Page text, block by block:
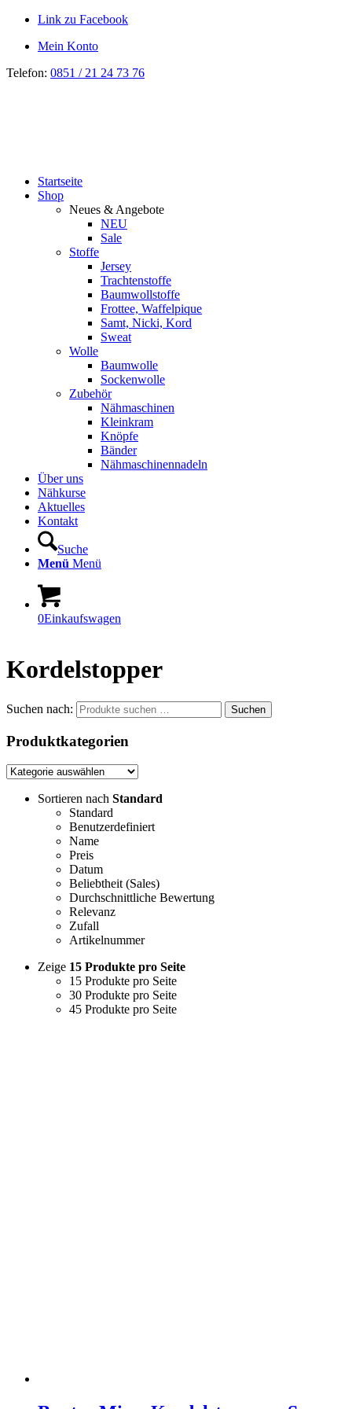
Link zu Facebook
Mein Konto
Telefon: 0851 / 21 24 73 76
Startseite
Shop
Neues & Angebote
NEU
Sale
Stoffe
Jersey
Trachtenstoffe
Baumwollstoffe
Frottee, Waffelpique
Samt, Nicki, Kord
Sweat
Wolle
Baumwolle
Sockenwolle
Zubehör
Nähmaschinen
Kleinkram
Knöpfe
Bänder
Nähmaschinennadeln
Über uns
Nähkurse
Aktuelles
Kontakt
Suche
Menü Menü
0Einkaufswagen
Kordelstopper
Sortieren nach Standard
Standard
Benutzerdefiniert
Name
Preis
Datum
Beliebtheit (Sales)
Durchschnittliche Bewertung
Relevanz
Zufall
Artikelnummer
Zeige 15 Produkte pro Seite
15 Produkte pro Seite
30 Produkte pro Seite
45 Produkte pro Seite
Suchen nach: Suchen
Produktkategorien